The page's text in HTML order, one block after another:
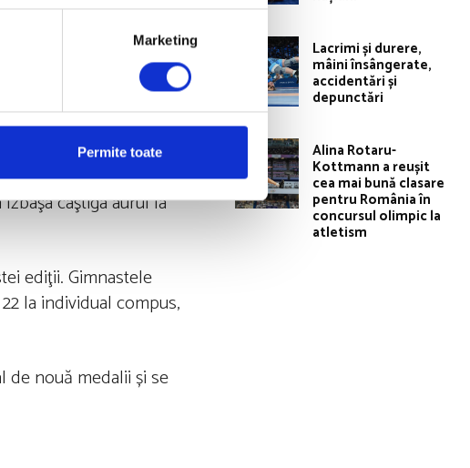
Marketing
Permite toate
câştiga aurul la
ediţii. Gimnastele
la individual compus,
de nouă medalii și se
Lacrimi și durere,
mâini însângerate,
accidentări și
depunctări
Alina Rotaru-
Kottmann a reușit
cea mai bună clasare
pentru România în
concursul olimpic la
atletism